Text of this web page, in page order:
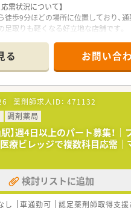
需状況について】
歩9分ほどの場所に位置しており、
足取りも軽くなる好立地な店舗です。
箋を1日120枚から150枚応需していま
容皮膚科、整形外科などの処方に興味が
おける知識を深めたい方にぴったりで
いて】
件を希望しており、東松山市の地域に
っくりと腰を据えて働きたい方にオスス
までに退社できる環境を探しており、
なく両立させたい方に最適な職場です
る お問い合
薬剤師求人ID： 471132
調剤薬局
】週4日以上のパート募集！｜
療ビレッジで複数科目応需｜
検討リストに追加
し 車通勤可 認定薬剤師取得支援